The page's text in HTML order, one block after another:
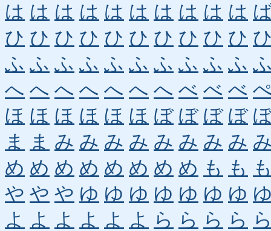
は は は は は は は は は は
ひ ひ ひ ひ ひ ひ ひ ひ ひ ひ
ふ ふ ふ ふ ふ ふ ふ ふ ふ ふ
へ へ へ へ へ へ へ べ べ べ
ほ ほ ほ ほ ほ ほ ぼ ぼ ぼ ぼ
ま
ま み み み み み み み み
め め め め め め め め も も
や や や ゆ ゆ ゆ ゆ ゆ ゆ ゆ
よ よ よ よ よ よ ら ら ら ら